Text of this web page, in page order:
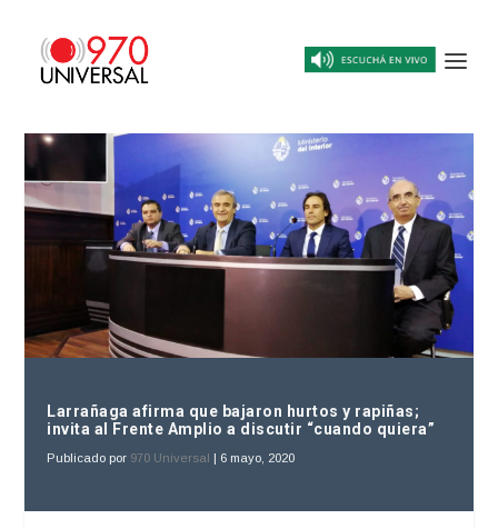
Larrañaga afirma que bajaron hurtos y rapiñas;
invita al Frente Amplio a discutir “cuando quiera”
Publicado por 970 Universal | 6 mayo, 2020